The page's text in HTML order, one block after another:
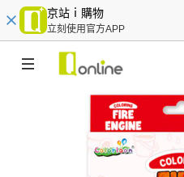
京站ｉ購物
立刻使用官方APP